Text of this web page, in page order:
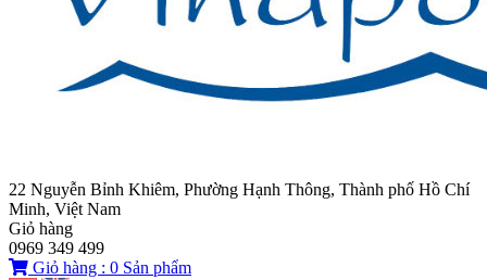
22 Nguyễn Bỉnh Khiêm, Phường Hạnh Thông, Thành phố Hồ Chí
Minh, Việt Nam
Giỏ hàng
0969 349 499
Giỏ hàng : 0 Sản phẩm